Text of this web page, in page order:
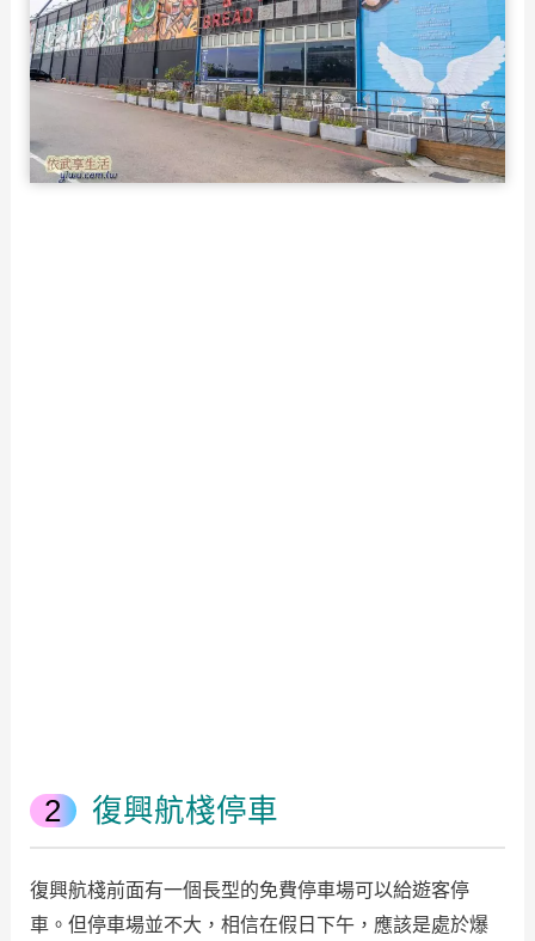
復興航棧停車
復興航棧前面有一個長型的免費停車場可以給遊客停
車。但停車場並不大，相信在假日下午，應該是處於爆